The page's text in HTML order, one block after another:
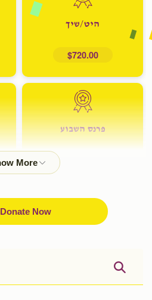
היט/שיך
$720.00
פרנס השבוע
Donate Now